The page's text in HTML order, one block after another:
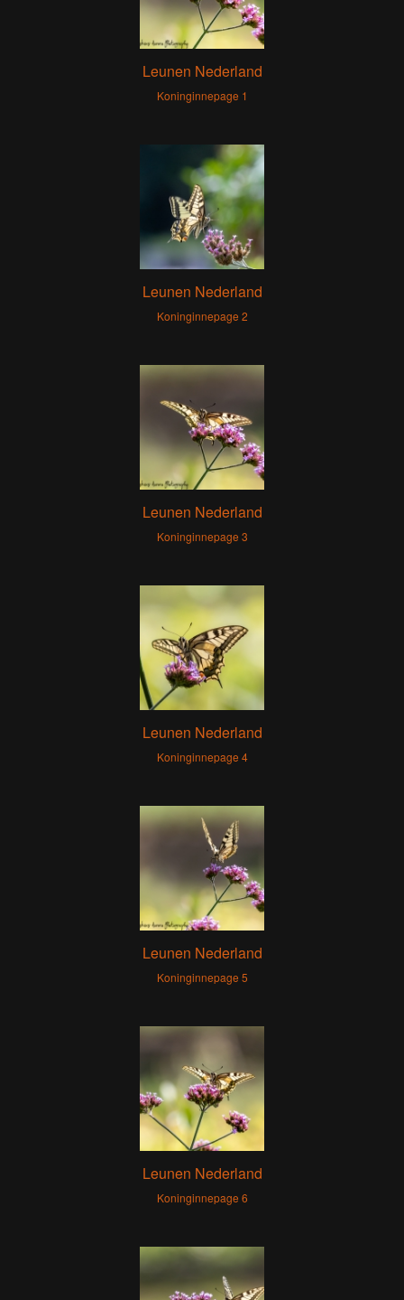
Leunen Nederland
Koninginnepage 1
Leunen Nederland
Koninginnepage 2
Leunen Nederland
Koninginnepage 3
Leunen Nederland
Koninginnepage 4
Leunen Nederland
Koninginnepage 5
Leunen Nederland
Koninginnepage 6